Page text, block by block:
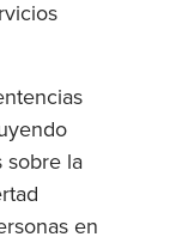
sobre la
en